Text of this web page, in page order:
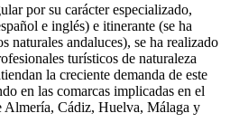
por su carácter especializado,
e inglés) e itinerante (se ha
naturales andaluces), se ha realizado
turísticos de naturaleza
la creciente demanda de este
en las comarcas implicadas en el
Almería, Cádiz, Huelva, Málaga y